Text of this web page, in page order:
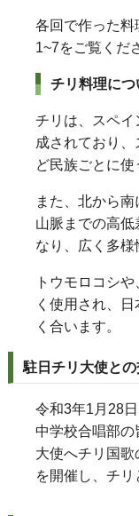
各回で作った
1~7をご覧くだ
チリ料理につ
チリは、スペ
成されており
ど民族ごとに使
また、北から
山脈までの高
なり、広く多様
トウモロコシ
く使用され、
く合います。
駐日チリ大使との
令和3年1月28
中学校合唱部の
大使へチリ国
を開催し、チリ